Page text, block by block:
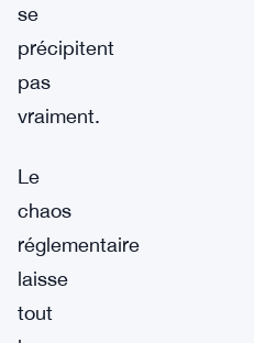
se
précipitent
pas
vraiment.
Le
chaos
réglementaire
laisse
tout